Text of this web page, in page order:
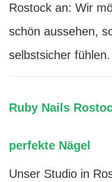
Rostock an: Wir
schön aussehen,
selbstsicher fühlen.
Ruby Nails
perfekte Nägel
Unser Studio in